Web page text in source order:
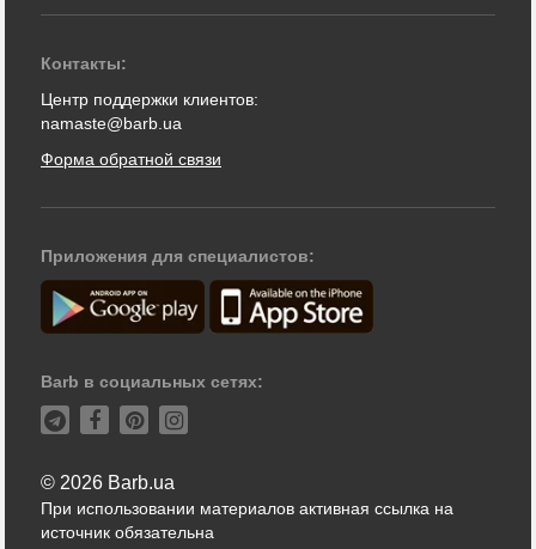
Контакты:
Центр поддержки клиентов:
namaste@barb.ua
Форма обратной связи
Приложения для специалистов:
Barb в социальных сетях:
© 2026 Barb.ua
При использовании материалов активная ссылка на
источник обязательна